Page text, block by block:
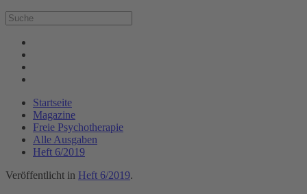
Startseite
Magazine
Freie Psychotherapie
Alle Ausgaben
Heft 6/2019
Veröffentlicht in Heft 6/2019.